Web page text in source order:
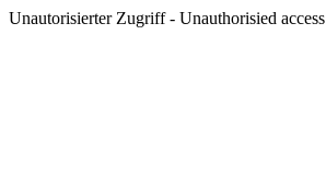
Unautorisierter Zugriff - Unauthorisied access